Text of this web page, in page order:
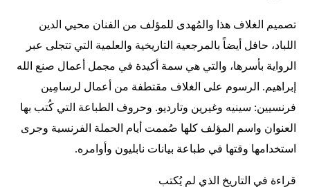
تصميم الغلاف هذا والمُهدى للمؤلف من الفنان محيي الدين
اللباد، حافل أيضاً بالمرجعية التاريخية والعلمية التي تتجلى عبر
الرواية بأسرها، والتي هي سمة أكيدة في مجمل أعمال صنع الله
إبراهيم. الرسوم على الغلاف مقتطفة من أعمال لرسامِين
فرنسيين: سينيه وغيرين وتارديو. وحروف الطباعة التي كُتب بها
العنوان واسم المؤلف كلها صُممت أيام الحملة الفرنسية وجرى
استخدامها وقتها في طباعة بيانات نابليون وأوامره.
قراءة في التاريخ الذي لم يُكتب